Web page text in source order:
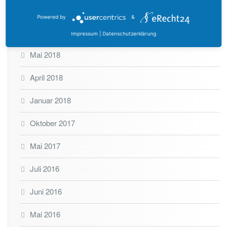
Mai 2018
April 2018
Januar 2018
Oktober 2017
Mai 2017
Juli 2016
Juni 2016
Mai 2016
Powered by &
Impressum Datenschutzerklärung